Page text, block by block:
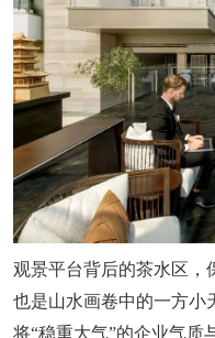
观景平台背后的茶水区，
也是山水画卷中的一方小
将“稳重大气”的企业气质